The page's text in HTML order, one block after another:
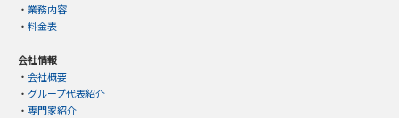
・ 業務内容
・ 料金表
会社情報
・ 会社概要
・ グループ代表紹介
・ 専門家紹介